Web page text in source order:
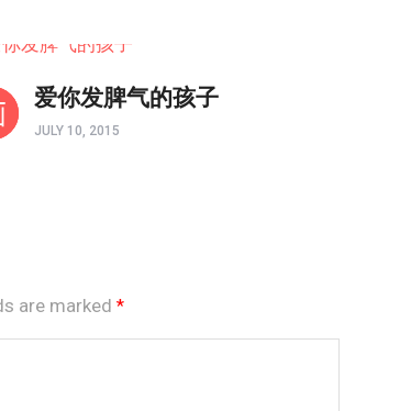
爱你发脾气的孩子
JULY 10, 2015
are marked *